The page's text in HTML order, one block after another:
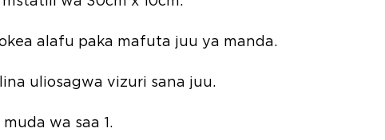
alafu paka mafuta juu ya manda.
uliosagwa vizuri sana juu.
wa saa 1.